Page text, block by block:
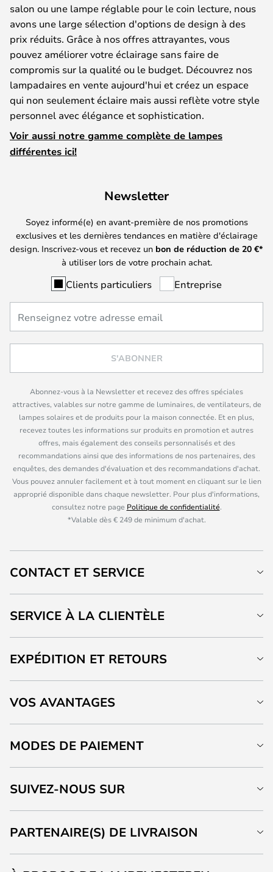
salon ou une lampe réglable pour le coin lecture, nous
avons une large sélection d'options de design à des
prix réduits. Grâce à nos offres attrayantes, vous
pouvez améliorer votre éclairage sans faire de
compromis sur la qualité ou le budget. Découvrez nos
lampadaires en vente aujourd'hui et créez un espace
qui non seulement éclaire mais aussi reflète votre style
personnel avec élégance et sophistication.
Voir aussi notre gamme complète de lampes
différentes ici!
Newsletter
Soyez informé(e) en avant-première de nos promotions
exclusives et les dernières tendances en matière d'éclairage
design. Inscrivez-vous et recevez un bon de réduction de 20 €*
à utiliser lors de votre prochain achat.
Clients particuliers Entreprise
S'ABONNER
Abonnez-vous à la Newsletter et recevez des offres spéciales
attractives, valables sur notre gamme de luminaires, de ventilateurs, de
lampes solaires et de produits pour la maison connectée. Et en plus,
recevez toutes les informations sur produits en promotion et autres
offres, mais également des conseils personnalisés et des
recommandations ainsi que des informations de nos partenaires, des
enquêtes, des demandes d'évaluation et des recommandations d'achat.
Vous pouvez annuler facilement et à tout moment en cliquant sur le lien
approprié disponible dans chaque newsletter. Pour plus d'informations,
consultez notre page Politique de confidentialité.
*Valable dès € 249 de minimum d'achat.
CONTACT ET SERVICE
SERVICE À LA CLIENTÈLE
EXPÉDITION ET RETOURS
VOS AVANTAGES
MODES DE PAIEMENT
SUIVEZ-NOUS SUR
PARTENAIRE(S) DE LIVRAISON